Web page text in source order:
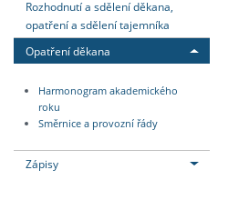
Rozhodnutí a sdělení děkana,
opatření a sdělení tajemníka
Opatření děkana
Harmonogram akademického
roku
Směrnice a provozní řády
Zápisy